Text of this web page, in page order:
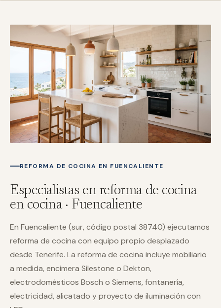
REFORMA DE COCINA EN FUENCALIENTE
Especialistas en reforma de cocina
en cocina · Fuencaliente
En Fuencaliente (sur, código postal 38740) ejecutamos
reforma de cocina con equipo propio desplazado
desde Tenerife. La reforma de cocina incluye mobiliario
a medida, encimera Silestone o Dekton,
electrodomésticos Bosch o Siemens, fontanería,
electricidad, alicatado y proyecto de iluminación con